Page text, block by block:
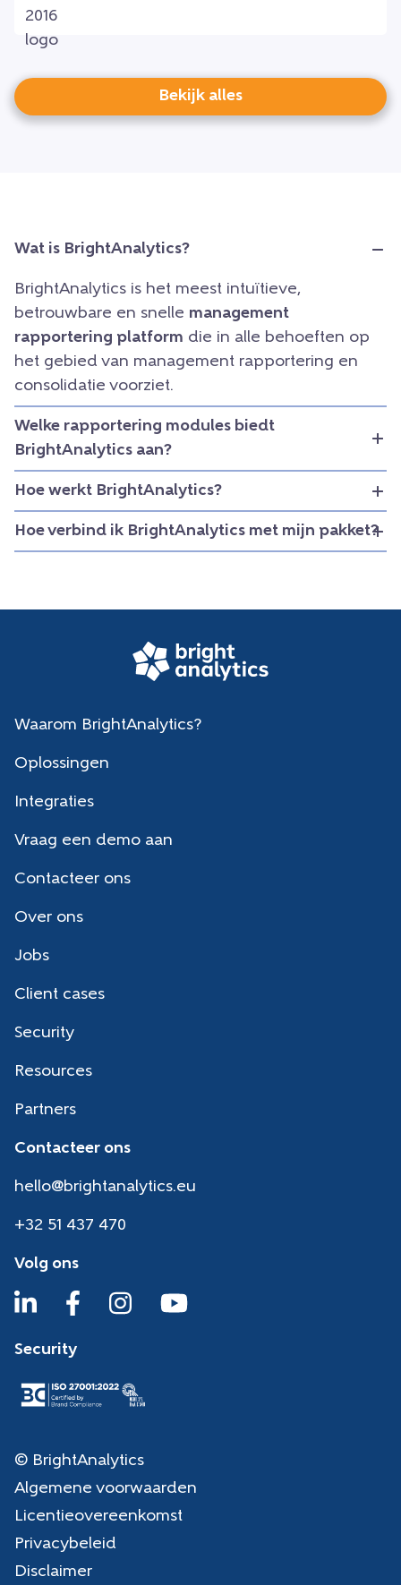
Bekijk alles
Wat is BrightAnalytics?
BrightAnalytics is het meest intuïtieve,
betrouwbare en snelle management
rapportering platform die in alle behoeften op
het gebied van management rapportering en
consolidatie voorziet.
Welke rapportering modules biedt
BrightAnalytics aan?
Hoe werkt BrightAnalytics?
Hoe verbind ik BrightAnalytics met mijn pakket?
Waarom BrightAnalytics?
Oplossingen
Integraties
Vraag een demo aan
Contacteer ons
Over ons
Jobs
Client cases
Security
Resources
Partners
Contacteer ons
hello@brightanalytics.eu
+32 51 437 470
Volg ons
Security
© BrightAnalytics
Algemene voorwaarden
Licentieovereenkomst
Privacybeleid
Disclaimer